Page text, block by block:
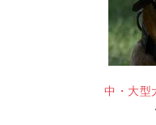
中・大型